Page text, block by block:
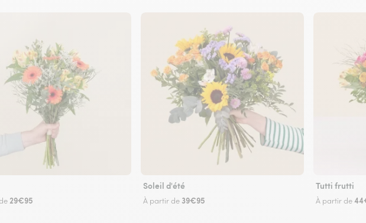
29€95
Soleil d'été
À partir de 39€95
Tutti frutti
À partir de